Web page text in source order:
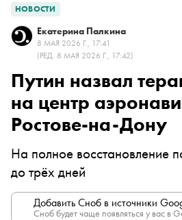
НОВОСТИ
Екатерина Палкина
8 МАЯ 2026 Г., 17:41
(РЕД. 8 МАЯ 2026 Г., 17:42)
Путин назвал
на центр
Ростове-на-Дону
На полное восстановление
до трёх дней
Добавить Сноб в источники
Сноб будет чаще появляться у вас в